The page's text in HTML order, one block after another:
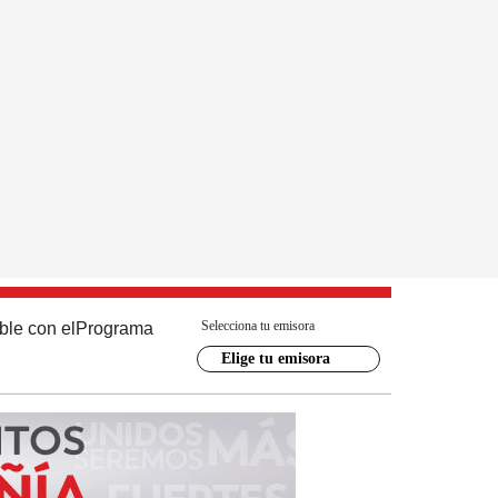
con el Programa Selecciona tu emisora
Elige tu emisora